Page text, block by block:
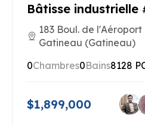
Bâtisse industrielle
183 Boul. de l'Aéroport
Gatineau (Gatineau)
0Chambres0Bains8128
$1,899,000